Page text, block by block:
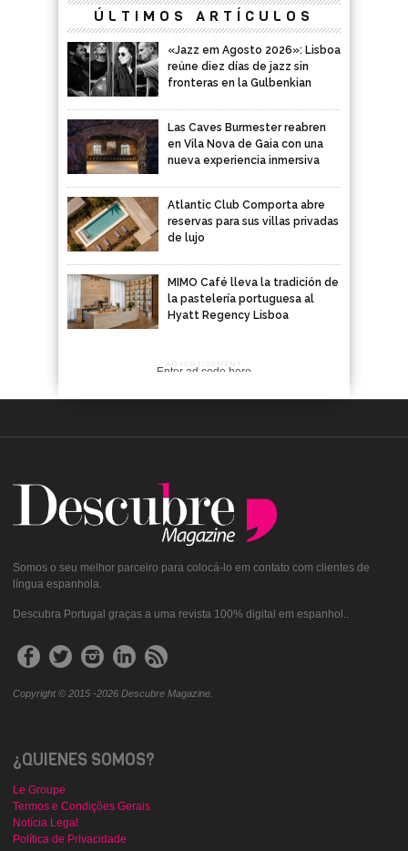
ÚLTIMOS ARTÍCULOS
«Jazz em Agosto 2026»: Lisboa
reúne diez días de jazz sin
fronteras en la Gulbenkian
Las Caves Burmester reabren
en Vila Nova de Gaia con una
nueva experiencia inmersiva
Atlantic Club Comporta abre
reservas para sus villas privadas
de lujo
MIMO Café lleva la tradición de
la pastelería portuguesa al
Hyatt Regency Lisboa
ADVERTISEMENT
Enter ad code here
Somos o seu melhor parceiro para colocá-lo em contato com clientes de
língua espanhola.
Descubra Portugal graças a uma revista 100% digital em espanhol..
Copyright © 2015 -2026 Descubre Magazine.
¿QUIENES SOMOS?
Le Groupe
Termos e Condições Gerais
Notícia Legal
Política de Privacidade